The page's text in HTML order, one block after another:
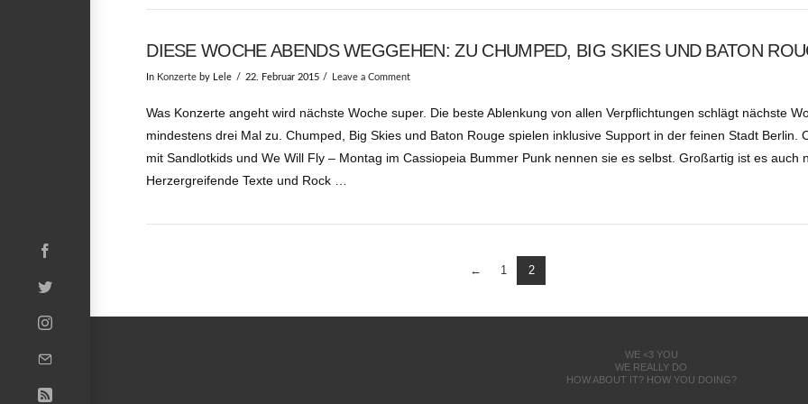
DIESE WOCHE ABENDS WEGGEHEN: ZU CHUMPED, BIG SKIES UND BATON
In Konzerte by Lele 22. Februar 2015 Leave a Comment
Was Konzerte angeht wird nächste Woche super. Die beste Ablenkung von allen Verpflichtungen schlägt nächste
mindestens drei Mal zu. Chumped, Big Skies und Baton Rouge spielen inklusive Support in der feinen Stadt Berlin.
mit Sandlotkids und We Will Fly – Montag im Cassiopeia Bummer Punk nennen sie es selbst. Großartig ist es auch
Herzergreifende Texte und Rock …
← 1 2
WE <3 YOU
WE REALLY DO
HOW ABOUT IT? HOW YOU DOING?